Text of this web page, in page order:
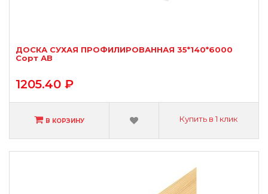
ДОСКА СУХАЯ ПРОФИЛИРОВАННАЯ 35*140*6000
Сорт АВ
1205.40 ₽
В КОРЗИНУ Купить в 1 клик